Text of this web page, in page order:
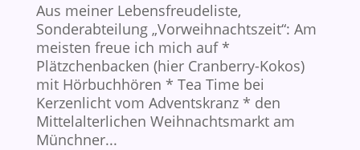
Aus meiner Lebensfreudeliste,
Sonderabteilung „Vorweihnachtszeit“: Am
meisten freue ich mich auf *
Plätzchenbacken (hier Cranberry-Kokos)
mit Hörbuchhören * Tea Time bei
Kerzenlicht vom Adventskranz * den
Mittelalterlichen Weihnachtsmarkt am
Münchner...